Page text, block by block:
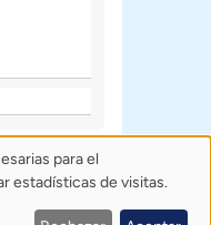
para el
estadísticas de visitas.